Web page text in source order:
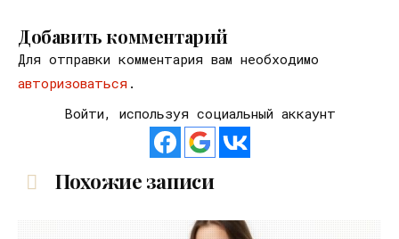
Добавить комментарий
Для отправки комментария вам необходимо
авторизоваться .
Войти, используя социальный аккаунт
Похожие записи